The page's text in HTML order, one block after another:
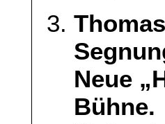
Neue
Bühne.